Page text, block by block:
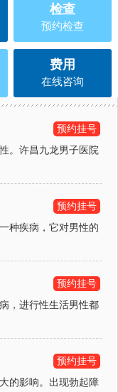
检查
预约检查
费用
在线咨询
预约挂号
。许昌九龙男子医院
预约挂号
种疾病，它对男性的
预约挂号
，进行性生活男性都
预约挂号
的影响。出现勃起障